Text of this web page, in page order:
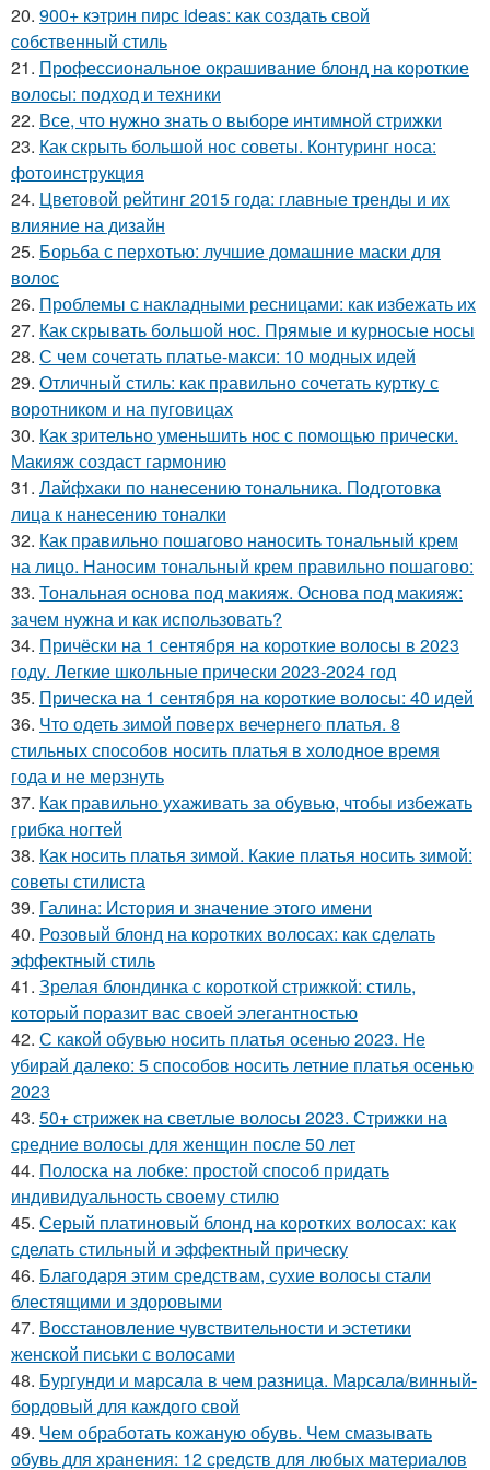
20. 900+ кэтрин пирс ideas: как создать свой
собственный стиль
21. Профессиональное окрашивание блонд на короткие
волосы: подход и техники
22. Все, что нужно знать о выборе интимной стрижки
23. Как скрыть большой нос советы. Контуринг носа:
фотоинструкция
24. Цветовой рейтинг 2015 года: главные тренды и их
влияние на дизайн
25. Борьба с перхотью: лучшие домашние маски для
волос
26. Проблемы с накладными ресницами: как избежать их
27. Как скрывать большой нос. Прямые и курносые носы
28. С чем сочетать платье-макси: 10 модных идей
29. Отличный стиль: как правильно сочетать куртку с
воротником и на пуговицах
30. Как зрительно уменьшить нос с помощью прически.
Макияж создаст гармонию
31. Лайфхаки по нанесению тональника. Подготовка
лица к нанесению тоналки
32. Как правильно пошагово наносить тональный крем
на лицо. Наносим тональный крем правильно пошагово:
33. Тональная основа под макияж. Основа под макияж:
зачем нужна и как использовать?
34. Причёски на 1 сентября на короткие волосы в 2023
году. Легкие школьные прически 2023-2024 год
35. Прическа на 1 сентября на короткие волосы: 40 идей
36. Что одеть зимой поверх вечернего платья. 8
стильных способов носить платья в холодное время
года и не мерзнуть
37. Как правильно ухаживать за обувью, чтобы избежать
грибка ногтей
38. Как носить платья зимой. Какие платья носить зимой:
советы стилиста
39. Галина: История и значение этого имени
40. Розовый блонд на коротких волосах: как сделать
эффектный стиль
41. Зрелая блондинка с короткой стрижкой: стиль,
который поразит вас своей элегантностью
42. С какой обувью носить платья осенью 2023. Не
убирай далеко: 5 способов носить летние платья осенью
2023
43. 50+ стрижек на светлые волосы 2023. Стрижки на
средние волосы для женщин после 50 лет
44. Полоска на лобке: простой способ придать
индивидуальность своему стилю
45. Серый платиновый блонд на коротких волосах: как
сделать стильный и эффектный прическу
46. Благодаря этим средствам, сухие волосы стали
блестящими и здоровыми
47. Восстановление чувствительности и эстетики
женской письки с волосами
48. Бургунди и марсала в чем разница. Марсала/винный-
бордовый для каждого свой
49. Чем обработать кожаную обувь. Чем смазывать
обувь для хранения: 12 средств для любых материалов